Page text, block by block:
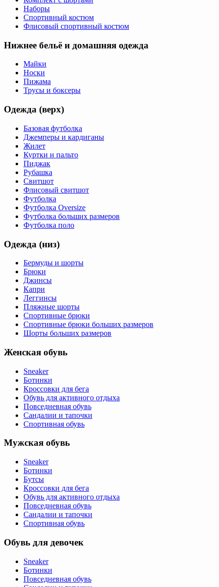
Наборы
Спортивный костюм
Флисовый спортивный костюм
Нижнее бельё и домашняя одежда
Майки
Носки
Пижама
Трусы и боксеры
Одежда (верх)
Базовая футболка
Джемперы и кардиганы
Жилет
Куртки и пальто
Пиджак
Рубашка
Свитшот
Флисовый свитшот
Футболка
Футболка Oversize
Футболка больших размеров
Футболка поло
Одежда (низ)
Бермуды и шорты
Брюки
Джинсы
Капри
Леггинсы
Пляжные шорты
Спортивные брюки
Спортивные брюки больших размеров
Шорты больших размеров
Женская обувь
Sneaker
Ботинки
Кроссовки для бега
Обувь для активного отдыха
Повседневная обувь
Сандалии и тапочки
Спортивная обувь
Мужская обувь
Sneaker
Ботинки
Бутсы
Кроссовки для бега
Обувь для активного отдыха
Повседневная обувь
Сандалии и тапочки
Спортивная обувь
Обувь для девочек
Sneaker
Ботинки
Повседневная обувь